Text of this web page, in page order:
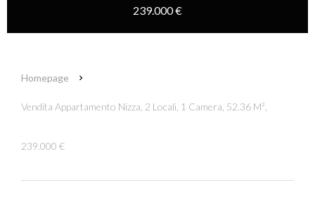
239.000 €
Homepage
Vendita Appartamento Nizza, 2 Locali, 1 Camera, 52.36 M²,
239.000 €